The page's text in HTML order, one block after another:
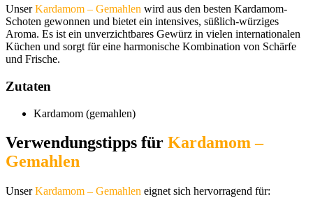
UnserKardamom – Gemahlen wird aus den besten Kardamom-
Schoten gewonnen und bietet ein intensives, süßlich-würziges
Aroma. Es ist ein unverzichtbares Gewürz in vielen internationalen
Küchen und sorgt für eine harmonische Kombination von Schärfe
und Frische.
Zutaten
Kardamom (gemahlen)
Verwendungstipps für Kardamom –
Gemahlen
UnserKardamom – Gemahlen eignet sich hervorragend für: